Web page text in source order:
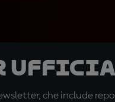
che include